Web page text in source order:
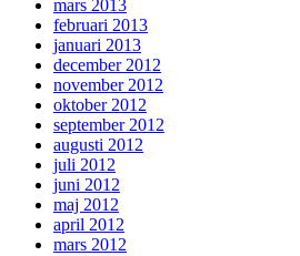
mars 2013
februari 2013
januari 2013
december 2012
november 2012
oktober 2012
september 2012
augusti 2012
juli 2012
juni 2012
maj 2012
april 2012
mars 2012